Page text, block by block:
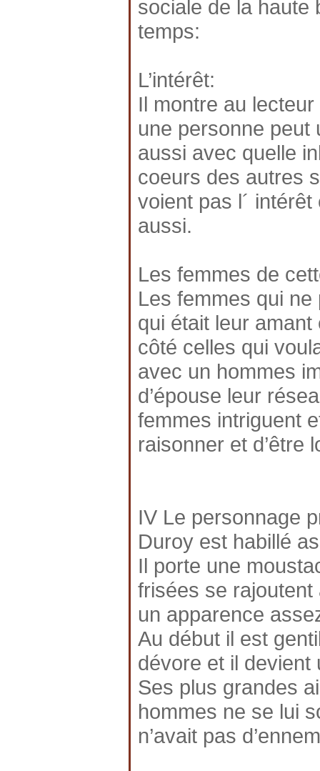
sociale de la haute
temps:
L’intérêt:
Il montre au
une personne peut
aussi avec quelle
coeurs des autres
voient pas l´
aussi.
Les femmes de
Les femmes qui ne
qui était leur amant
côté celles qui
avec un hommes
d’épouse leur
femmes intriguent
raisonner et d’être
IV Le personnage
Duroy est habillé
Il porte une
frisées se rajoutent
un apparence
Au début il est
dévore et il devient
Ses plus grandes
hommes ne se lui
n’avait pas